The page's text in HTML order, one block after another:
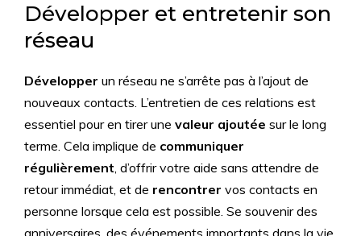
Développer et entretenir son
réseau
Développer un réseau ne s’arrête pas à l’ajout de
nouveaux contacts. L’entretien de ces relations est
essentiel pour en tirer une valeur ajoutée sur le long
terme. Cela implique de communiquer
régulièrement, d’offrir votre aide sans attendre de
retour immédiat, et de rencontrer vos contacts en
personne lorsque cela est possible. Se souvenir des
anniversaires, des événements importants dans la vie